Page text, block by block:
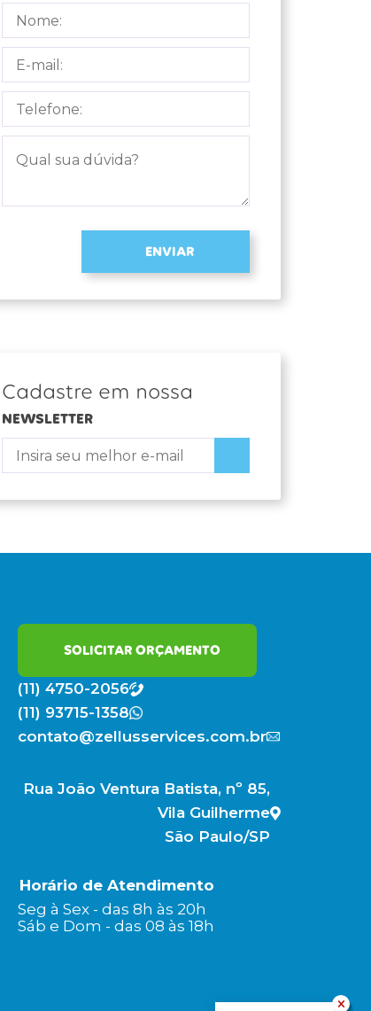
ENVIAR
Cadastre em nossa
NEWSLETTER
SOLICITAR ORÇAMENTO
(11) 4750-2056
(11) 93715-1358
contato@zellusservices.com.br
Rua João Ventura Batista, nº 85,
Vila Guilherme
São Paulo/SP
Horário de Atendimento
Seg à Sex - das 8h às 20h
Sáb e Dom - das 08 às 18h